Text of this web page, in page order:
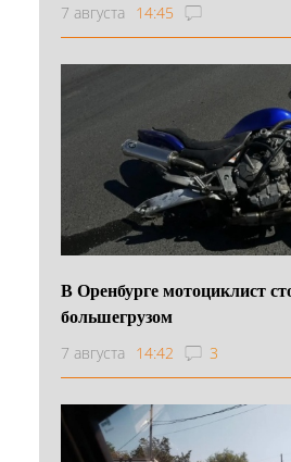
7 августа 14:45
В Оренбурге мотоциклист
большегрузом
7 августа 14:42 3